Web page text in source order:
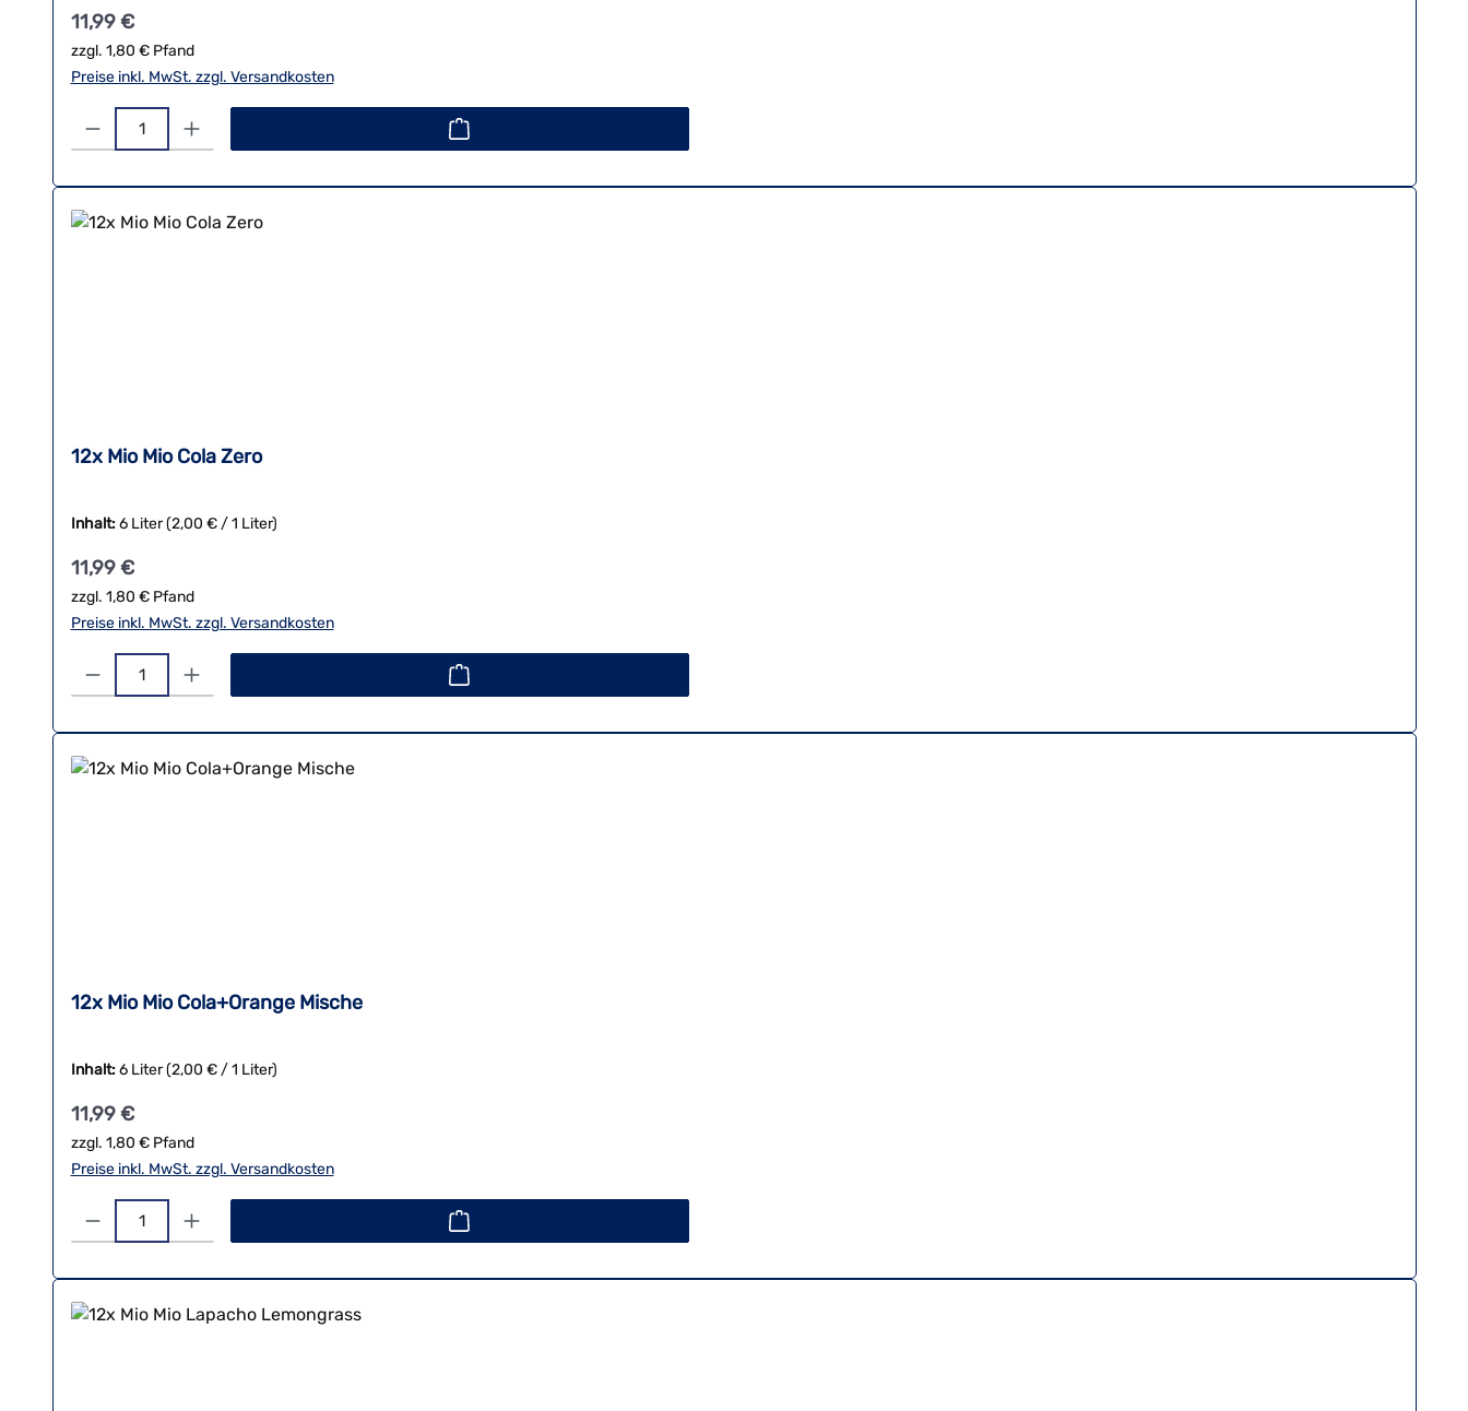
Regulärer Preis:
11,99 €
zzgl. 1,80 € Pfand
Preise inkl. MwSt. zzgl. Versandkosten
Produkt Anzahl: Gib den gewünschten Wert ein oder benutze die Schaltflächen um die Anzahl zu erhöhen oder zu reduzieren.
12x Mio Mio Cola Zero
Inhalt:6 Liter(2,00 € / 1 Liter)
Regulärer Preis:
11,99 €
zzgl. 1,80 € Pfand
Preise inkl. MwSt. zzgl. Versandkosten
Produkt Anzahl: Gib den gewünschten Wert ein oder benutze die Schaltflächen um die Anzahl zu erhöhen oder zu reduzieren.
12x Mio Mio Cola+Orange Mische
Inhalt:6 Liter(2,00 € / 1 Liter)
Regulärer Preis:
11,99 €
zzgl. 1,80 € Pfand
Preise inkl. MwSt. zzgl. Versandkosten
Produkt Anzahl: Gib den gewünschten Wert ein oder benutze die Schaltflächen um die Anzahl zu erhöhen oder zu reduzieren.